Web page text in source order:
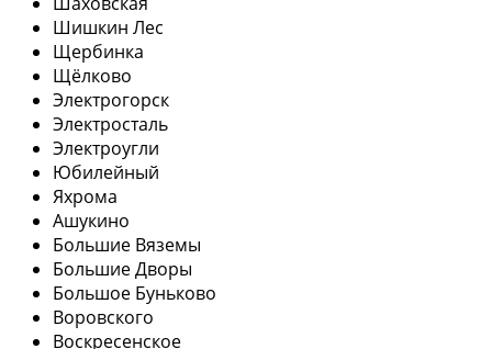
Шишкин Лес
Щербинка
Щёлково
Электрогорск
Электросталь
Электроугли
Юбилейный
Яхрома
Ашукино
Большие Вяземы
Большие Дворы
Большое Буньково
Воровского
Воскресенское